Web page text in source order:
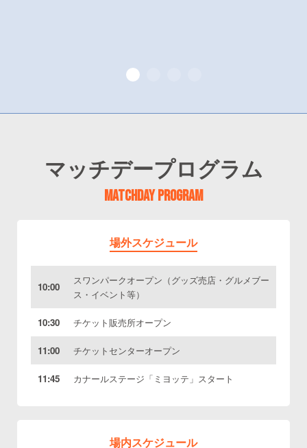
マッチデープログラム
MATCHDAY PROGRAM
場外スケジュール
10:00
スワンパークオープン（グッズ売店・グルメブー
ス・イベント等）
10:30 チケット販売所オープン
11:00 チケットセンターオープン
11:45 カナールステージ「ミヨッテ」スタート
場内スケジュール